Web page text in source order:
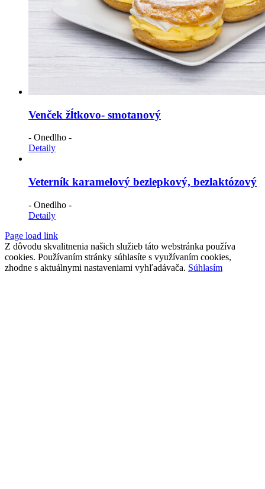
Venček žĺtkovo- smotanový
- Onedlho -
Detaily
Veterník karamelový bezlepkový, bezlaktózový
- Onedlho -
Detaily
Page load link
Z dôvodu skvalitnenia našich služieb táto webstránka používa
cookies. Používaním stránky súhlasíte s využívaním cookies,
zhodne s aktuálnymi nastaveniami vyhľadávača. Súhlasím